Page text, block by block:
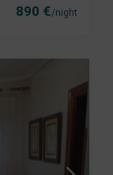
890 €/night